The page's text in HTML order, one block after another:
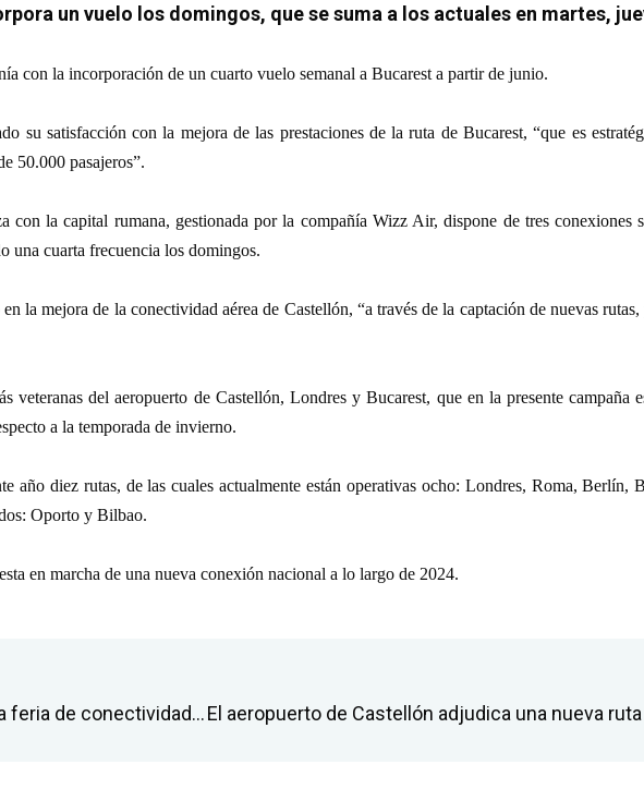
un vuelo los domingos, que se suma a los actuales en martes,
con la incorporación de un cuarto vuelo semanal a Bucarest a partir de junio.
su satisfacción con la mejora de las prestaciones de la ruta de Bucarest, “que es
50.000 pasajeros”.
la capital rumana, gestionada por la compañía Wizz Air, dispone de tres conexiones
una cuarta frecuencia los domingos.
la mejora de la conectividad aérea de Castellón, “a través de la captación de nuevas
veteranas del aeropuerto de Castellón, Londres y Bucarest, que en la presente campaña
a la temporada de invierno.
año diez rutas, de las cuales actualmente están operativas ocho: Londres, Roma, Berlín,
Oporto y Bilbao.
en marcha de una nueva conexión nacional a lo largo de 2024.
El aeropuerto de Castellón participa en la feria de conectividad aérea Routes Europe 2024